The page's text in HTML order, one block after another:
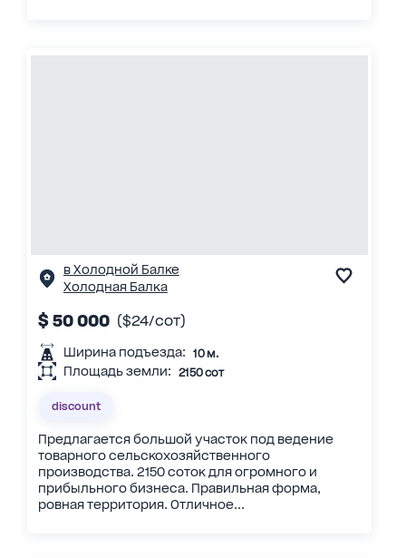
в Холодной Балке
Холодная Балка
$ 50 000 ($24/сот)
Ширина подъезда: 10 м.
Площадь земли: 2150 сот
discount
Предлагается большой участок под ведение
товарного сельскохозяйственного
производства. 2150 соток для огромного и
прибыльного бизнеса. Правильная форма,
ровная территория. Отличное...